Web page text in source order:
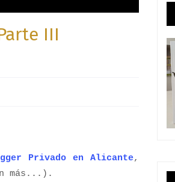
III
Privado en Alicante,
más...).